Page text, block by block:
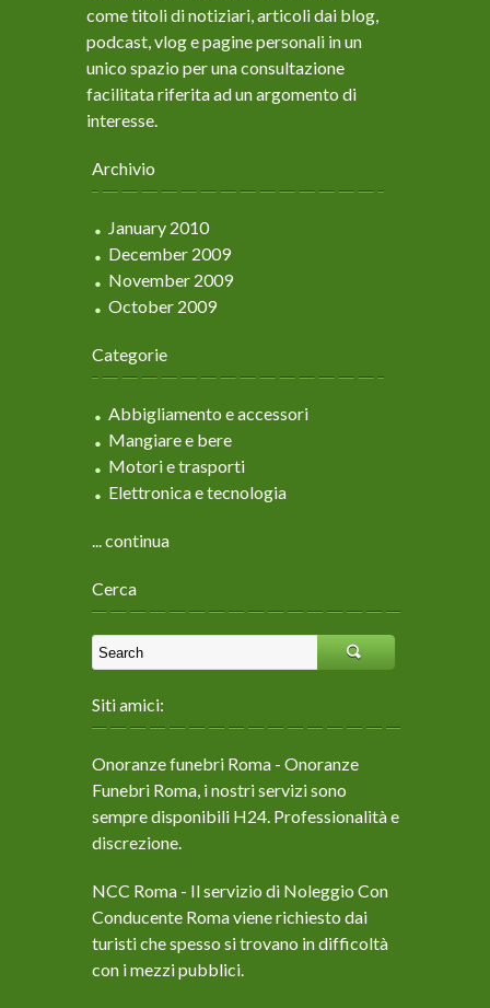
come titoli di notiziari, articoli dai blog,
podcast, vlog e pagine personali in un
unico spazio per una consultazione
facilitata riferita ad un argomento di
interesse.
Archivio
January 2010
December 2009
November 2009
October 2009
Categorie
Abbigliamento e accessori
Mangiare e bere
Motori e trasporti
Elettronica e tecnologia
... continua
Cerca
Siti amici:
Onoranze funebri Roma - Onoranze
Funebri Roma, i nostri servizi sono
sempre disponibili H24. Professionalità e
discrezione.
NCC Roma - Il servizio di Noleggio Con
Conducente Roma viene richiesto dai
turisti che spesso si trovano in difficoltà
con i mezzi pubblici.